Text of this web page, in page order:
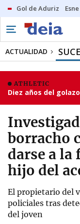
Gol de Aduriz
ACTUALIDAD
ATHLETIC
Diez años del
borracho
darse a la
hijo del
El propietario del
policiales tras
del joven